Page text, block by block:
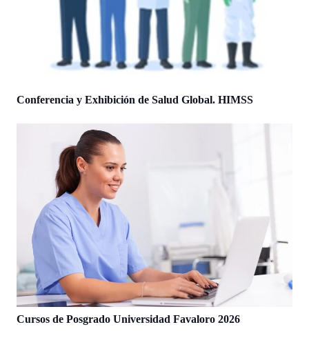
Conferencia y Exhibición de Salud Global. HIMSS
Cursos de Posgrado Universidad Favaloro 2026